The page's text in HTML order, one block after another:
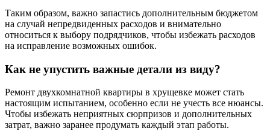
Таким образом, важно запастись дополнительным бюджетом
на случай непредвиденных расходов и внимательно
относиться к выбору подрядчиков, чтобы избежать расходов
на исправление возможных ошибок.
Как не упустить важные детали из виду?
Ремонт двухкомнатной квартиры в хрущевке может стать
настоящим испытанием, особенно если не учесть все нюансы.
Чтобы избежать неприятных сюрпризов и дополнительных
затрат, важно заранее продумать каждый этап работы.